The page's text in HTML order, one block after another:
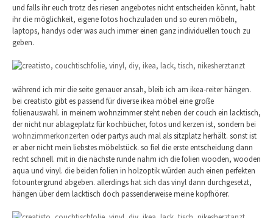
und falls ihr euch trotz des riesen angebotes nicht entscheiden könnt, habt
ihr die möglichkeit, eigene fotos hochzuladen und so euren möbeln,
laptops, handys oder was auch immer einen ganz individuellen touch zu
geben.
während ich mir die seite genauer ansah, bleib ich am ikea-reiter hängen.
bei creatisto gibt es passend für diverse ikea möbel eine große
folienauswahl. in meinem wohnzimmer steht neben der couch ein lacktisch,
der nicht nur ablageplatz für kochbücher, fotos und kerzen ist, sondern bei
wohnzimmerkonzerten oder partys auch mal als sitzplatz herhält. sonst ist
er aber nicht mein liebstes möbelstück. so fiel die erste entscheidung dann
recht schnell. mit in die nächste runde nahm ich die folien wooden, wooden
aqua und vinyl. die beiden folien in holzoptik würden auch einen perfekten
fotountergrund abgeben. allerdings hat sich das vinyl dann durchgesetzt,
hängen über dem lacktisch doch passenderweise meine kopfhörer.